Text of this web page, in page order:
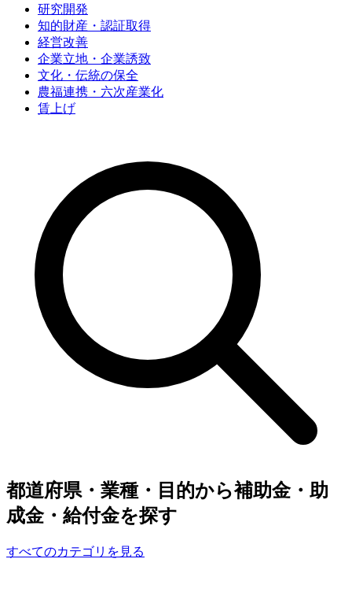
研究開発
知的財産・認証取得
経営改善
企業立地・企業誘致
文化・伝統の保全
農福連携・六次産業化
賃上げ
都道府県・業種・目的から補助金・助
成金・給付金を探す
すべてのカテゴリを見る